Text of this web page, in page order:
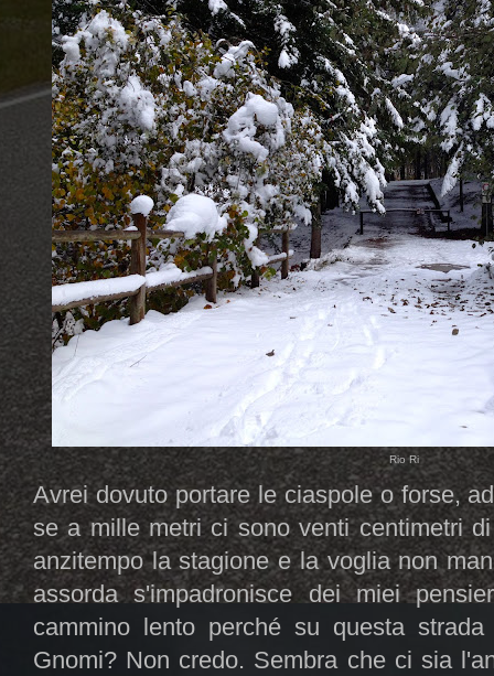
Rio Ri
Avrei dovuto portare le ciaspole o forse,
se a mille metri ci sono venti centimetri
anzitempo la stagione e la voglia non
assorda s'impadronisce dei miei
cammino lento perché su questa
Gnomi? Non credo. Sembra che ci sia